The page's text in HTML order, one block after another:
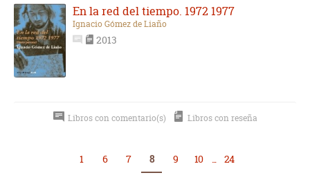
En la red del tiempo. 1972 1977
Ignacio Gómez de Liaño
2013
Libros con comentario(s) Libros con reseña
1 6 7 8 9 10 ... 24